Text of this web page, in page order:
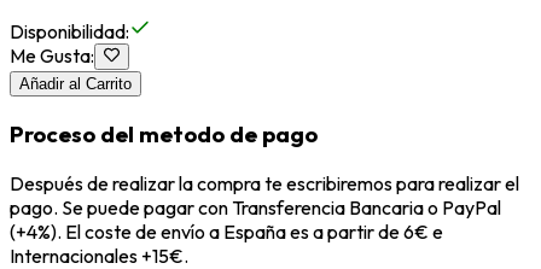
Disponibilidad:
Me Gusta:
Añadir al Carrito
Proceso del metodo de pago
Después de realizar la compra te escribiremos para realizar el
pago. Se puede pagar con Transferencia Bancaria o PayPal
(+4%). El coste de envío a España es a partir de 6€ e
Internacionales +15€.